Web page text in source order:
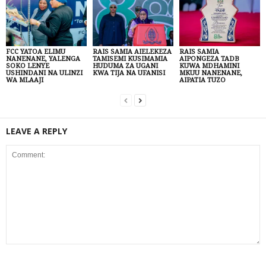
FCC YATOA ELIMU
NANENANE, YALENGA
SOKO LENYE
USHINDANI NA ULINZI
WA MLAAJI
RAIS SAMIA AIELEKEZA
TAMISEMI KUSIMAMIA
HUDUMA ZA UGANI
KWA TIJA NA UFANISI
RAIS SAMIA
AIPONGEZA TADB
KUWA MDHAMINI
MKUU NANENANE,
AIPATIA TUZO
LEAVE A REPLY